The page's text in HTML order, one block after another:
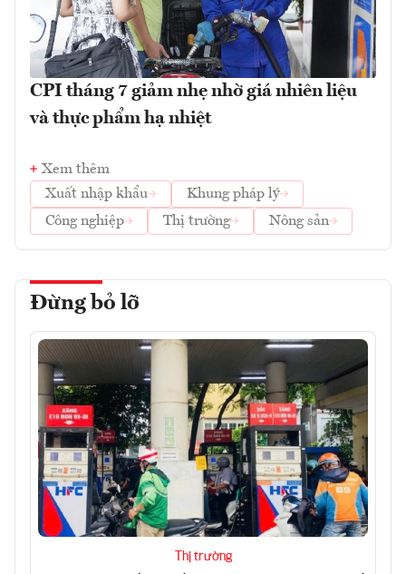
CPI tháng 7 giảm nhẹ nhờ giá nhiên liệu
và thực phẩm hạ nhiệt
Xem thêm
Xuất nhập khẩu
Khung pháp lý
Công nghiệp
Thị trường Nông sản
Đừng bỏ lỡ
Thị trường